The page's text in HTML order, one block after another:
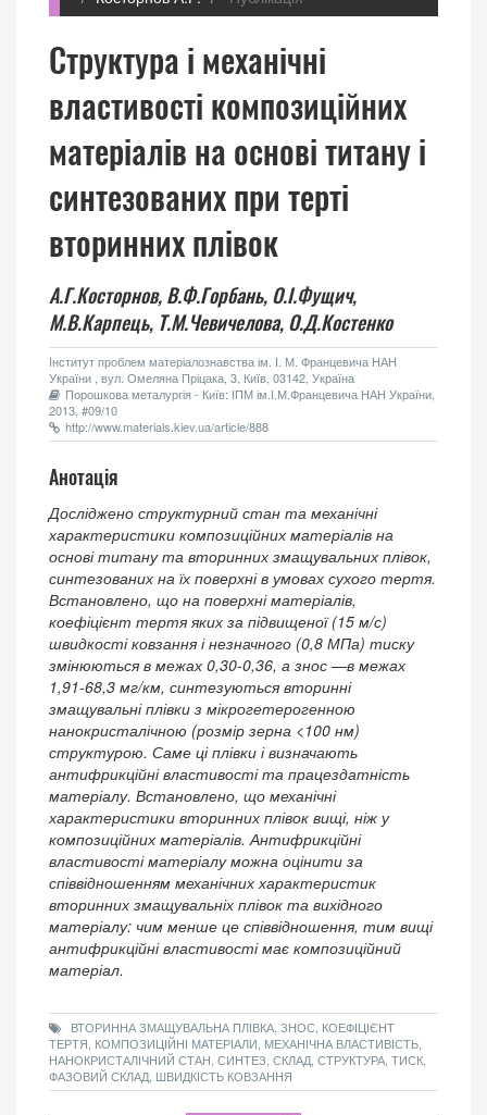
Структура і механічні
властивості композиційних
матеріалів на основі титану і
синтезованих при терті
вторинних плівок
А.Г.Косторнов, В.Ф.Горбань, О.І.Фущич,
М.В.Карпець, Т.М.Чевичелова, О.Д.Костенко
Інститут проблем матеріалознавства ім. І. М. Францевича НАН
України , вул. Омеляна Пріцака, 3, Київ, 03142, Україна
Порошкова металургія - Київ: ІПМ ім.І.М.Францевича НАН України,
2013, #09/10
http://www.materials.kiev.ua/article/888
Анотація
Досліджено структурний стан та механічні
характеристики композиційних матеріалів на
основі титану та вторинних змащувальних плівок,
синтезованих на їх поверхні в умовах сухого тертя.
Встановлено, що на поверхні матеріалів,
коефіцієнт тертя яких за підвищеної (15 м/с)
швидкості ковзання і незначного (0,8 МПа) тиску
змінюються в межах 0,30-0,36, а знос —в межах
1,91-68,3 мг/км, синтезуються вторинні
змащувальні плівки з мікрогетерогенною
нанокристалічною (розмір зерна <100 нм)
структурою. Саме ці плівки і визначають
антифрикційні властивості та працездатність
матеріалу. Встановлено, що механічні
характеристики вторинних плівок вищі, ніж у
композиційних матеріалів. Антифрикційні
властивості матеріалу можна оцінити за
співвідношенням механічних характеристик
вторинних змащувальніх плівок та вихідного
матеріалу: чим менше це співвідношення, тим вищі
антифрикційні властивості має композиційний
матеріал.
ВТОРИННА ЗМАЩУВАЛЬНА ПЛІВКА, ЗНОС, КОЕФІЦІЄНТ
ТЕРТЯ, КОМПОЗИЦІЙНІ МАТЕРІАЛИ, МЕХАНІЧНА ВЛАСТИВІСТЬ,
НАНОКРИСТАЛІЧНИЙ СТАН, СИНТЕЗ, СКЛАД, СТРУКТУРА, ТИСК,
ФАЗОВИЙ СКЛАД, ШВИДКІСТЬ КОВЗАННЯ